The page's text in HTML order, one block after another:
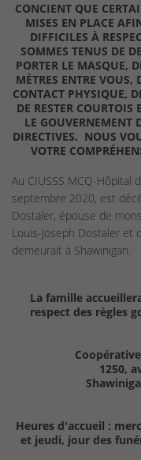
CONCIENT QUE
MISES EN PLACE
DIFFICILES À
SOMMES TENUS DE
PORTER LE MASQUE,
MÈTRES ENTRE VOUS,
CONTACT PHYSIQUE,
DE RESTER
LE GOUVERNEMENT
DIRECTIVES. NOUS
VOTRE
Au CIUSSS MCQ-Hôpital
septembre 2020, est
Dostaler, épouse de
Louis-Joseph Dostaler et
demeurait à Shawinigan.
La famille
respect des règles
1250,
Heures d'accueil :
et jeudi, jour des